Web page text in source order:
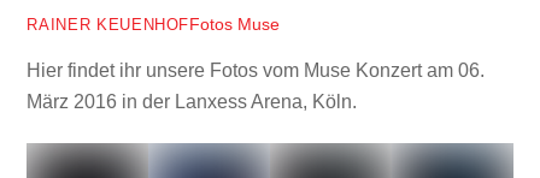
RAINER KEUENHOFFotos Muse
Hier findet ihr unsere Fotos vom Muse Konzert am 06.
März 2016 in der Lanxess Arena, Köln.